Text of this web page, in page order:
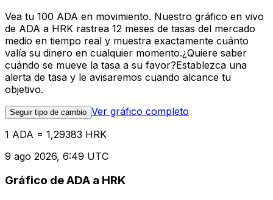
Vea tu 100 ADA en movimiento. Nuestro gráfico en vivo
de ADA a HRK rastrea 12 meses de tasas del mercado
medio en tiempo real y muestra exactamente cuánto
valía su dinero en cualquier momento.¿Quiere saber
cuándo se mueve la tasa a su favor?Establezca una
alerta de tasa y le avisaremos cuando alcance tu
objetivo.
Seguir tipo de cambio Ver gráfico completo
1 ADA = 1,29383 HRK
9 ago 2026, 6:49 UTC
Gráfico de ADA a HRK